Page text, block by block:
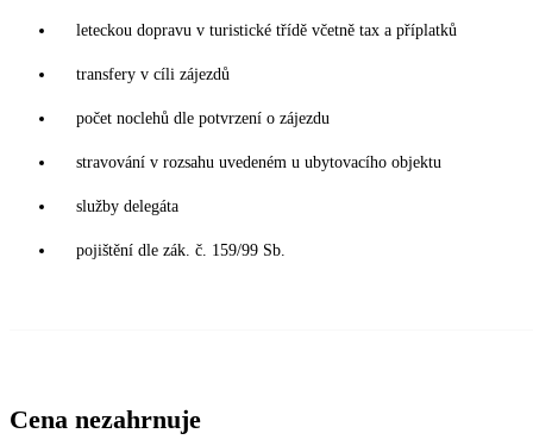
leteckou dopravu v turistické třídě včetně tax a příplatků
transfery v cíli zájezdů
počet noclehů dle potvrzení o zájezdu
stravování v rozsahu uvedeném u ubytovacího objektu
služby delegáta
pojištění dle zák. č. 159/99 Sb.
Cena nezahrnuje